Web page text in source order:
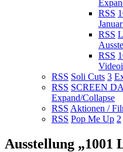
RSS
RSS
RSS
RSS Soli Cuts 3
RSS SCREEN
Expand/Collapse
RSS Aktionen /
RSS Pop Me Up 2
Ausstellung „1001